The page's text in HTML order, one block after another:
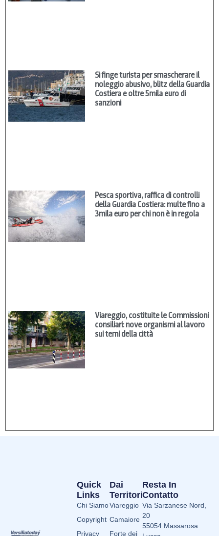
Si finge turista per smascherare il
noleggio abusivo, blitz della Guardia
Costiera e oltre 5mila euro di
sanzioni
Pesca sportiva, raffica di controlli
della Guardia Costiera: multe fino a
3mila euro per chi non è in regola
Viareggio, costituite le Commissioni
consiliari: nove organismi al lavoro
sui temi della città
Dai
Territori
Viareggio
Camaiore
Forte dei
Quick
Links
Chi Siamo
Copyright
Privacy
Resta In
Contatto
Via Sarzanese Nord,
20
55054 Massarosa